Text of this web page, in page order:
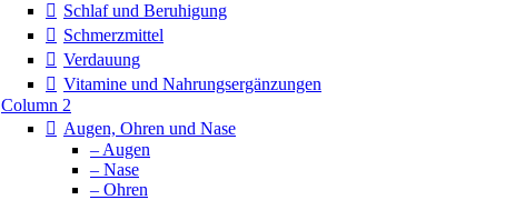
Schlaf und Beruhigung
Schmerzmittel
Verdauung
Vitamine und Nahrungsergänzungen
Column 2
Augen, Ohren und Nase
– Augen
– Nase
– Ohren